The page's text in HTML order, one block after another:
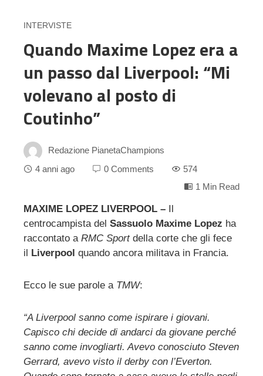
INTERVISTE
Quando Maxime Lopez era a
un passo dal Liverpool: “Mi
volevano al posto di
Coutinho”
Redazione PianetaChampions
4 anni ago
0 Comments
574
1 Min Read
MAXIME LOPEZ LIVERPOOL – Il
centrocampista del Sassuolo Maxime Lopez ha
raccontato a RMC Sport della corte che gli fece
il Liverpool quando ancora militava in Francia.
Ecco le sue parole a TMW:
“A Liverpool sanno come ispirare i giovani.
Capisco chi decide di andarci da giovane perché
sanno come invogliarti. Avevo conosciuto Steven
Gerrard, avevo visto il derby con l’Everton.